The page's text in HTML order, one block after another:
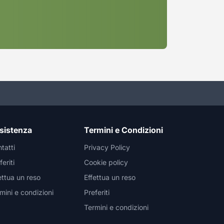
un reso
e condizioni
Termini e Condizioni
Privacy Policy
Cookie policy
Effettua un reso
Preferiti
Termini e condizioni